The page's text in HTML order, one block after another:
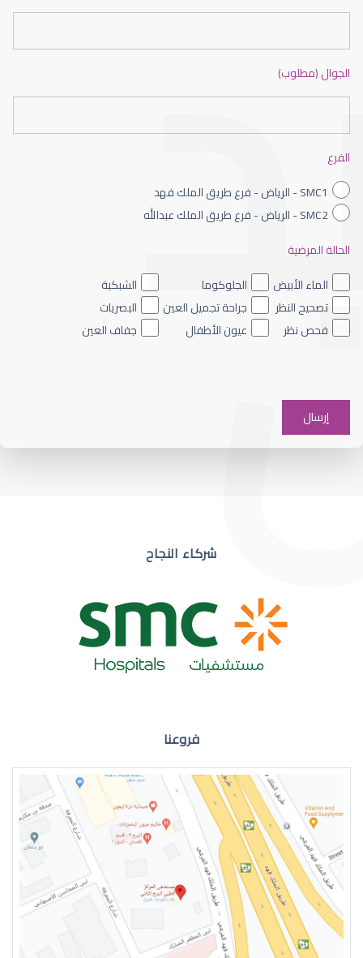
ضعف نظر الاطفال
ضعف نظر العين اليسرى
ضعف نظر مفاجئ
ضعف نظر في العين اليسرى
الجوال (مطلوب)
الفرع
SMC1 - الرياض - فرع طريق الملك فهد
SMC2 - الرياض - فرع طريق الملك عبدالله
الحالة المرضية
الماء الأبيض
الجلوكوما
الشبكية
تصحيح النظر
جراحة تجميل العين
البصريات
فحص نظر
عيون الأطفال جفاف العين
شركاء النجاح
فروعنا